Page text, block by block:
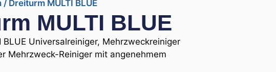
/ Dreiturm MULTI BLUE
MULTI BLUE
BLUE Universalreiniger, Mehrzweckreiniger
Mehrzweck-Reiniger mit angenehmem